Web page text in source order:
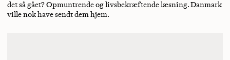
det så gået? Opmuntrende og livsbekræftende læsning. Danmark
ville nok have sendt dem hjem.